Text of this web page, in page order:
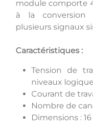
module comporte
à la
plusieurs signaux
Caractéristiques :
Tension de
niveaux
Courant de
Nombre de
Dimensions :